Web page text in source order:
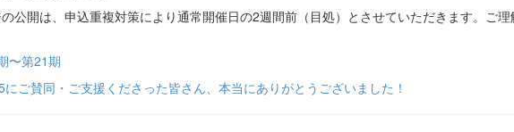
公開は、申込重複対策により通常開催日の2週間前（目処）とさせていただきます。ご理
〜第21期
ご賛同・ご支援くださった皆さん、本当にありがとうございました！